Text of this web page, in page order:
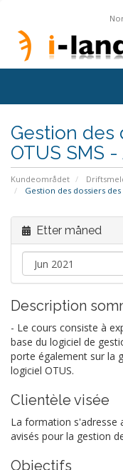
Gestion des
OTUS SMS
Kundeområdet
Gestion des dossiers
Etter måned
Description
- Le cours consiste à
base du logiciel de
porte également sur la
logiciel OTUS.
Clientèle visée
La formation s'adresse
avisés pour la gestion
Objectifs